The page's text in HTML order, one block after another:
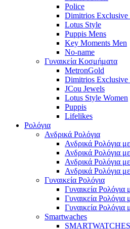
Police
Dimitrios Exclusive
Lotus Style
Puppis Mens
Key Moments Men
No-name
Γυναικεία Κοσμήματα
MetronGold
Dimitrios Exclusive
JCou Jewels
Lotus Style Women
Puppis
Lifelikes
Ρολόγια
Ανδρικά Ρολόγια
Ανδρικά Ρολόγια
Ανδρικά Ρολόγια
Ανδρικά Ρολόγια
Ανδρικά Ρολόγια
Γυναικεία Ρολόγια
Γυναικεία Ρολόγια
Γυναικεία
Γυναικεία
Smartwaches